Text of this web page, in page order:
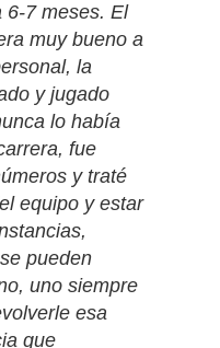
6-7 meses. El
muy bueno a
la
y jugado
lo había
fue
y traté
equipo y estar
pueden
uno siempre
esa
que